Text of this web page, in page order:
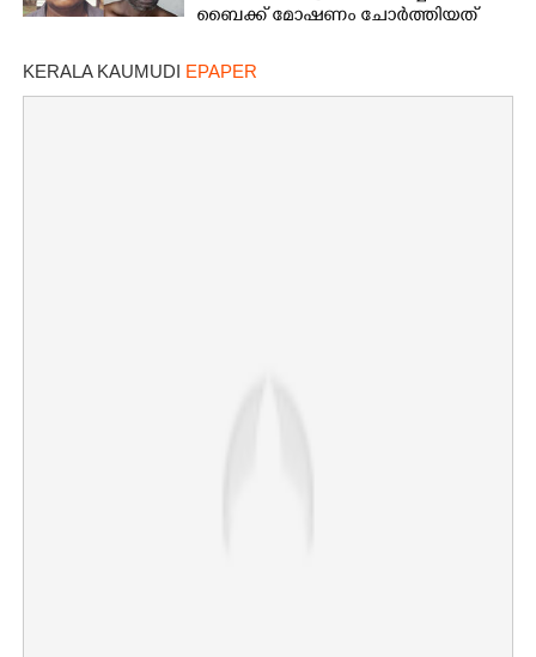
ബൈക്ക് മോഷണം ചോർത്തിയത്
KERALA KAUMUDI EPAPER